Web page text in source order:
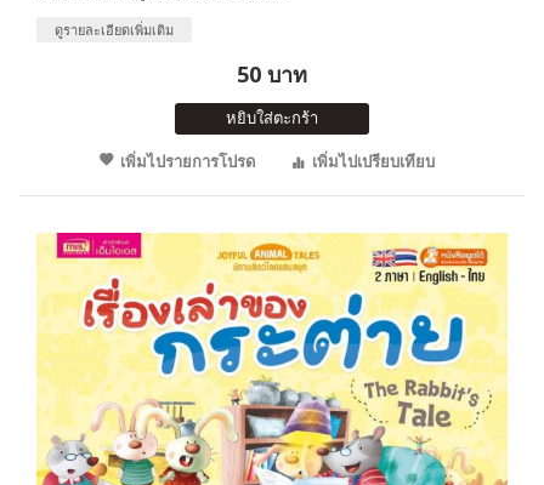
ดูรายละเอียดเพิ่มเติม
50 บาท
หยิบใส่ตะกร้า
เพิ่มไปรายการโปรด
เพิ่มไปเปรียบเทียบ